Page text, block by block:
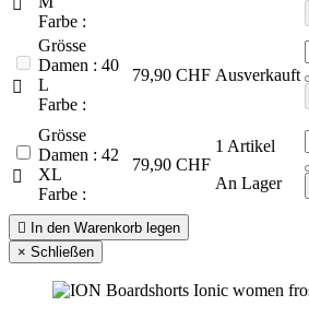

Farbe :

Grösse
Damen : 40
L
Farbe :
79,90 CHF Ausverkauft

Grösse
Damen : 42
XL
Farbe :
79,90 CHF
1 Artikel
An Lager

In den Warenkorb legen
× Schließen